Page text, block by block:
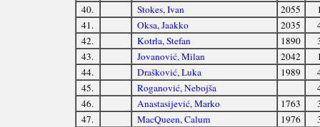
40.
Stokes, Ivan 2055
41.
Oksa, Jaakko 2035
42.
Kotrla, Stefan 1890
43.
Jovanović, Milan 2042
44.
Drašković, Luka 1989
45.
Roganović, Nebojša
46.
Anastasijević, Marko 1763
47.
MacQueen, Calum 1976